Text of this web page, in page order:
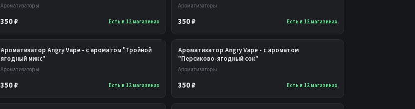
Ароматизаторы
350 ₽ Есть в 12 магазинах
Ароматизаторы
350 ₽ Есть в 12 магазинах
Ароматизатор Angry Vape - с ароматом "Тройной
ягодный микс"
Ароматизаторы
350 ₽ Есть в 12 магазинах
Ароматизатор Angry Vape - с ароматом
"Персиково-ягодный сок"
Ароматизаторы
350 ₽ Есть в 12 магазинах